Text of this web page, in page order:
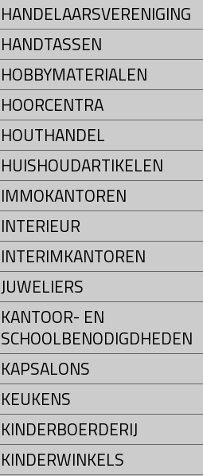
HANDELAARSVERENIGING
HANDTASSEN
HOBBYMATERIALEN
HOORCENTRA
HOUTHANDEL
HUISHOUDARTIKELEN
IMMOKANTOREN
INTERIEUR
INTERIMKANTOREN
JUWELIERS
KANTOOR- EN
SCHOOLBENODIGDHEDEN
KAPSALONS
KEUKENS
KINDERBOERDERIJ
KINDERWINKELS